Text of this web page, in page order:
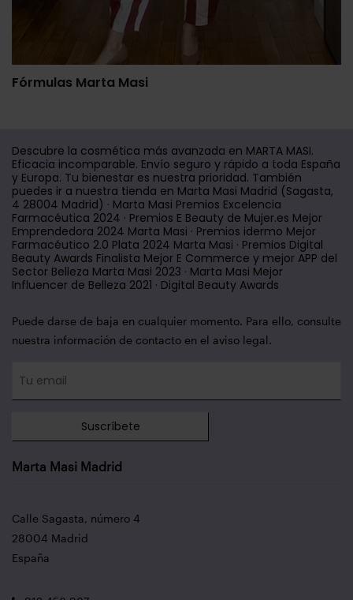
Fórmulas Marta Masi
Descubre la cosmética más avanzada en MARTA MASI.
Eficacia incomparable. Envío seguro y rápido a toda España
y Europa. Tu bienestar es nuestra prioridad. También
puedes ir a nuestra tienda en Marta Masi Madrid (Sagasta,
4 28004 Madrid) · Marta Masi Premios Excelencia
Farmacéutica 2024 · Premios E Beauty de Mujer.es Mejor
Emprendedora 2024 Marta Masi · Premios idermo Mejor
Farmacéutico 2.0 Plata 2024 Marta Masi · Premios Digital
Beauty Awards Finalista Mejor E Commerce y mejor APP del
Sector Belleza Marta Masi 2023 · Marta Masi Mejor
Influencer de Belleza 2021 · Digital Beauty Awards
Puede darse de baja en cualquier momento. Para ello, consulte
nuestra información de contacto en el aviso legal.
Suscríbete
Marta Masi Madrid
Calle Sagasta, número 4
28004 Madrid
España